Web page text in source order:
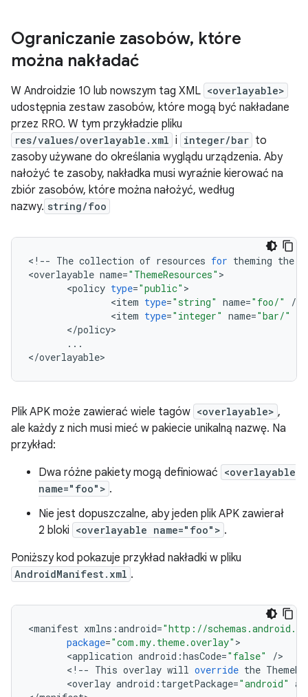
Ograniczanie zasobów, które
można nakładać
W Androidzie 10 lub nowszym tag XML <overlayable>
udostępnia zestaw zasobów, które mogą być nakładane
przez RRO. W tym przykładzie pliku
res/values/overlayable.xml i integer/bar to
zasoby używane do określania wyglądu urządzenia. Aby
nałożyć te zasoby, nakładka musi wyraźnie kierować na
zbiór zasobów, które można nałożyć, według
nazwy. string/foo
< ! -- The collection of resources for theming the
<overlayable name="ThemeResources"
<policy type="public"
<item type="string" name="foo/" /
<item type="integer" name="bar/"
</policy
...
</overlayable
Plik APK może zawierać wiele tagów <overlayable> ,
ale każdy z nich musi mieć w pakiecie unikalną nazwę. Na
przykład:
Dwa różne pakiety mogą definiować <overlayable
name="foo"> .
Nie jest dopuszczalne, aby jeden plik APK zawierał
2 bloki <overlayable name="foo"> .
Poniższy kod pokazuje przykład nakładki w pliku
AndroidManifest.xml .
<manifest xmlns :android="http://
package="com.my.theme.overlay"
<application android :hasCode="false" /
< ! -- This overlay will override the
<overlay android : targetPackage="android"